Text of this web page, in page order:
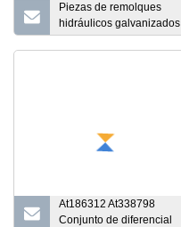
Piezas de remolques
hidráulicos galvanizados
16 toneladas tipo Fuwa
At186312 At338798
Conjunto de diferencial